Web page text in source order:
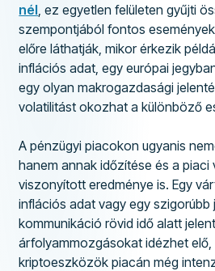
nél , ez egyetlen felületen gyűjti
szempontjából fontos
előre láthatják, mikor érkezik
inflációs adat, egy európai
egy olyan makrogazdasági
volatilitást okozhat a különböző
A pénzügyi piacokon ugyanis
hanem annak időzítése és a
viszonyított eredménye is. Egy
inflációs adat vagy egy szigorúbb
kommunikáció rövid idő alatt
árfolyammozgásokat idézhet elő,
kriptoeszközök piacán még